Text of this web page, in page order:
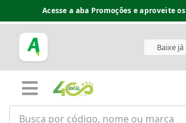
Acesse a aba Promoções e aproveite
Baixe